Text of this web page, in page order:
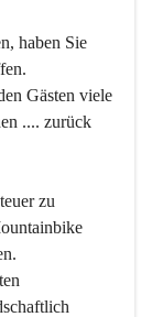
haben Sie
Gästen viele
.... zurück
zu